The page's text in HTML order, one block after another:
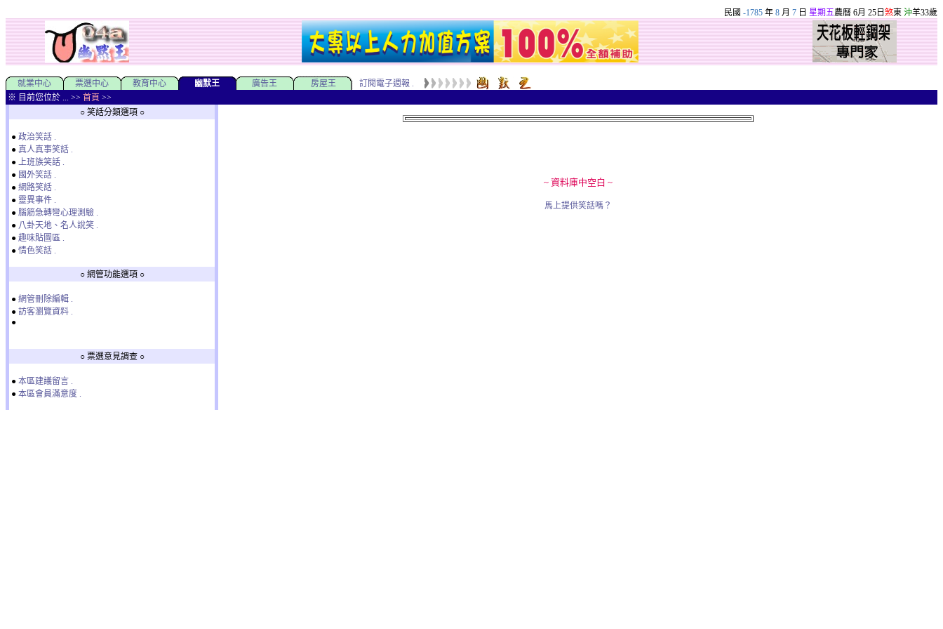
民國 -1785 年 8 月 7 日 星期五農曆 6月 25日 煞東 沖羊33歲
就業中心 票選中心 教育中心 幽默王 廣告王 房屋王
訂閱電子週報 .
※ 目前您位於 ... >> 首頁 >>
○ 笑話分類選項 ○
● 政治笑話 .
● 真人真事笑話 .
● 上班族笑話 .
● 國外笑話 .
● 網路笑話 .
● 靈異事件 .
● 腦筋急轉彎心理測驗 .
● 八卦天地、名人說笑 .
● 趣味貼圖區 .
● 情色笑話 .
○ 網管功能選項 ○
● 網管刪除編輯 .
● 訪客瀏覽資料 .
●
○ 票選意見調查 ○
● 本區建議留言 .
● 本區會員滿意度 .
~ 資料庫中空白 ~
馬上提供笑話嗎？